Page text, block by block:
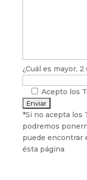
¿Cuál es mayor, 2
Acepto los
*Si no acepta los
podremos
puede encontrar
ésta página